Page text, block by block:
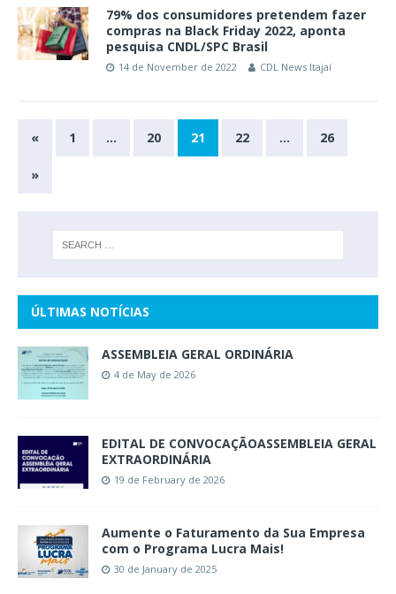
79% dos consumidores pretendem fazer
compras na Black Friday 2022, aponta
pesquisa CNDL/SPC Brasil
14 de November de 2022 CDL News Itajaí
« 1 … 20 21 22 … 26
»
ÚLTIMAS NOTÍCIAS
ASSEMBLEIA GERAL ORDINÁRIA
4 de May de 2026
EDITAL DE CONVOCAÇÃOASSEMBLEIA GERAL
EXTRAORDINÁRIA
19 de February de 2026
Aumente o Faturamento da Sua Empresa
com o Programa Lucra Mais!
30 de January de 2025